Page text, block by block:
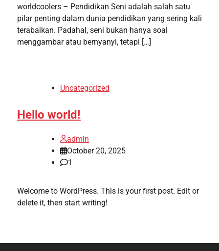
worldcoolers – Pendidikan Seni adalah salah satu
pilar penting dalam dunia pendidikan yang sering kali
terabaikan. Padahal, seni bukan hanya soal
menggambar atau bernyanyi, tetapi […]
Uncategorized
Hello world!
admin
October 20, 2025
1
Welcome to WordPress. This is your first post. Edit or
delete it, then start writing!